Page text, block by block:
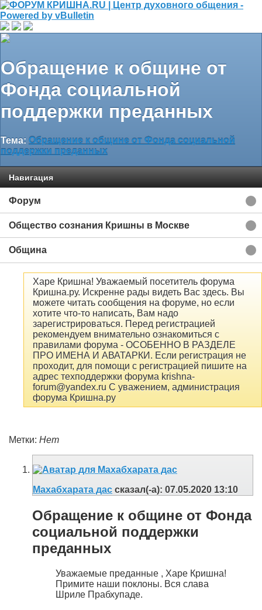
Обращение к общине от
Фонда социальной
поддержки преданных
Тема: Обращение к общине от Фонда социальной
поддержки преданных
Навигация
Форум
Общество сознания Кришны в Москве
Община
Харе Кришна! Уважаемый посетитель форума
Кришна.ру. Искренне рады видеть Вас здесь. Вы
можете читать сообщения на форуме, но если
хотите что-то написать, Вам надо
зарегистрироваться. Перед регистрацией
рекомендуем внимательно ознакомиться с
правилами форума - ОСОБЕННО В РАЗДЕЛЕ
ПРО ИМЕНА И АВАТАРКИ. Если регистрация не
проходит, для помощи с регистрацией пишите на
адрес техподдержки форума krishna-
forum@yandex.ru С уважением, администрация
форума Кришна.ру
Метки: Нет
Махабхарата дас сказал(-а): 07.05.2020 13:10
Обращение к общине от Фонда
социальной поддержки
преданных
Уважаемые преданные , Харе Кришна!
Примите наши поклоны. Вся слава
Шриле Прабхупаде.